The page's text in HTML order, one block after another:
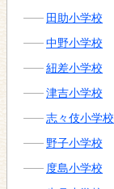
田助小学校
中野小学校
紐差小学校
津吉小学校
志々伎小学校
野子小学校
度島小学校